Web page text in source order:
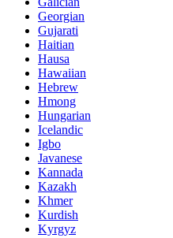
Georgian
Gujarati
Haitian
Hausa
Hawaiian
Hebrew
Hmong
Hungarian
Icelandic
Igbo
Javanese
Kannada
Kazakh
Khmer
Kurdish
Kyrgyz